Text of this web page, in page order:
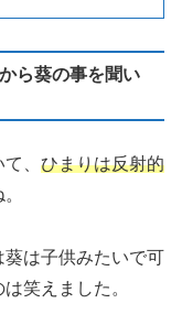
ら葵の事を聞い
、 ひまりは反射的
は子供みたいで可
は笑えました。